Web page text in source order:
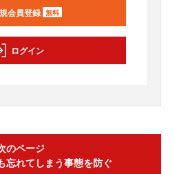
会員登録 無料
ログイン
のページ
忘れてしまう事態を防ぐ